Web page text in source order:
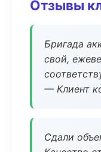
Отзывы
Бригада
свой,
— Клиент
Сдали